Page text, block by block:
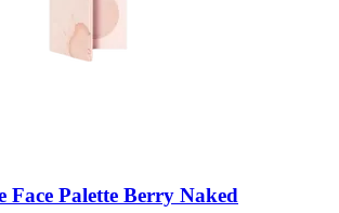
Face Palette Berry Naked